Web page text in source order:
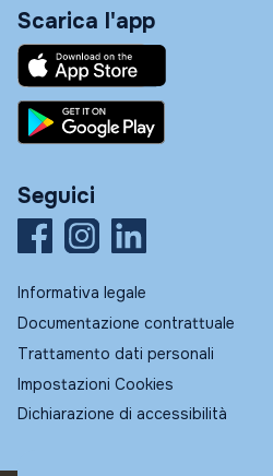
Scarica l'app
Seguici
Informativa legale
Documentazione contrattuale
Trattamento dati personali
Impostazioni Cookies
Dichiarazione di accessibilità